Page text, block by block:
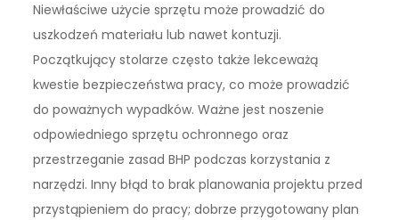
Niewłaściwe użycie sprzętu może prowadzić do
uszkodzeń materiału lub nawet kontuzji.
Początkujący stolarze często także lekceważą
kwestie bezpieczeństwa pracy, co może prowadzić
do poważnych wypadków. Ważne jest noszenie
odpowiedniego sprzętu ochronnego oraz
przestrzeganie zasad BHP podczas korzystania z
narzędzi. Inny błąd to brak planowania projektu przed
przystąpieniem do pracy; dobrze przygotowany plan